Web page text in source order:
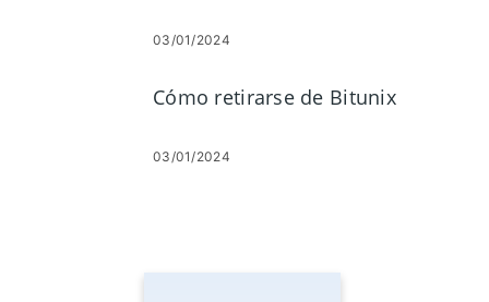
03/01/2024
Cómo retirarse de Bitunix
03/01/2024